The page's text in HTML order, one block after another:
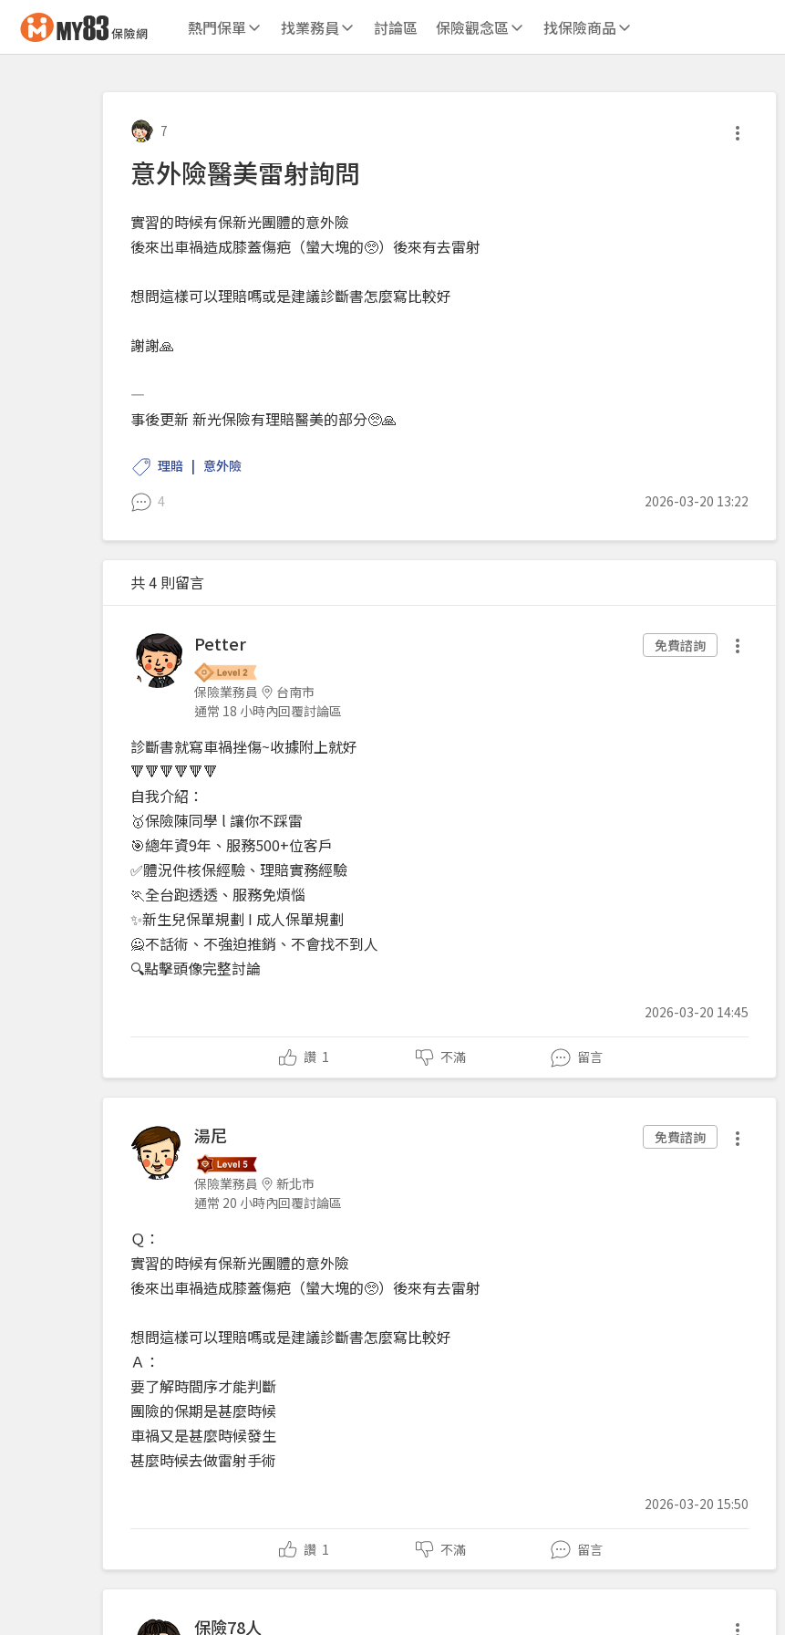
熱門保單 找業務員 討論區 保險觀念區 找保險商品
7
意外險醫美雷射詢問
實習的時候有保新光團體的意外險
後來出車禍造成膝蓋傷疤（蠻大塊的🥺）後來有去雷射
想問這樣可以理賠嗎或是建議診斷書怎麼寫比較好
謝謝🙏
—
事後更新 新光保險有理賠醫美的部分🥺🙏
理賠
意外險
4
2026-03-20 13:22
共 4 則留言
Petter
保險業務員
台南市
通常 18 小時內回覆討論區
免費諮詢
診斷書就寫車禍挫傷~收據附上就好
🔻🔻🔻🔻🔻🔻
自我介紹：
🥇保險陳同學 l 讓你不踩雷
🎯總年資9年、服務500+位客戶
✅體況件核保經驗、理賠實務經驗
🏃全台跑透透、服務免煩惱
✨新生兒保單規劃 I 成人保單規劃
🙅不話術、不強迫推銷、不會找不到人
🔍點擊頭像完整討論
2026-03-20 14:45
讚 1 不滿 留言
湯尼
保險業務員
新北市
通常 20 小時內回覆討論區
免費諮詢
Ｑ：
實習的時候有保新光團體的意外險
後來出車禍造成膝蓋傷疤（蠻大塊的🥺）後來有去雷射
想問這樣可以理賠嗎或是建議診斷書怎麼寫比較好
Ａ：
要了解時間序才能判斷
團險的保期是甚麼時候
車禍又是甚麼時候發生
甚麼時候去做雷射手術
2026-03-20 15:50
讚 1 不滿 留言
保險78人